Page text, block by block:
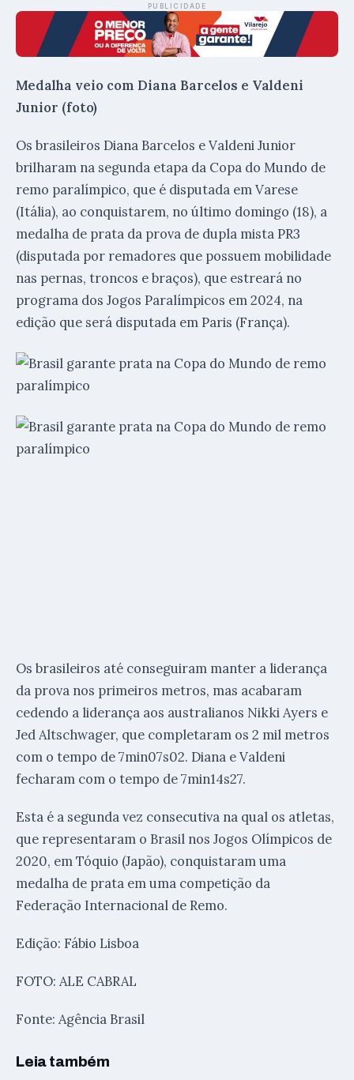
PUBLICIDADE
Medalha veio com Diana Barcelos e Valdeni
Junior (foto)
Os brasileiros Diana Barcelos e Valdeni Junior
brilharam na segunda etapa da Copa do Mundo de
remo paralímpico, que é disputada em Varese
(Itália), ao conquistarem, no último domingo (18), a
medalha de prata da prova de dupla mista PR3
(disputada por remadores que possuem mobilidade
nas pernas, troncos e braços), que estreará no
programa dos Jogos Paralímpicos em 2024, na
edição que será disputada em Paris (França).
Os brasileiros até conseguiram manter a liderança
da prova nos primeiros metros, mas acabaram
cedendo a liderança aos australianos Nikki Ayers e
Jed Altschwager, que completaram os 2 mil metros
com o tempo de 7min07s02. Diana e Valdeni
fecharam com o tempo de 7min14s27.
Esta é a segunda vez consecutiva na qual os atletas,
que representaram o Brasil nos Jogos Olímpicos de
2020, em Tóquio (Japão), conquistaram uma
medalha de prata em uma competição da
Federação Internacional de Remo.
Edição: Fábio Lisboa
FOTO: ALE CABRAL
Fonte: Agência Brasil
Leia também